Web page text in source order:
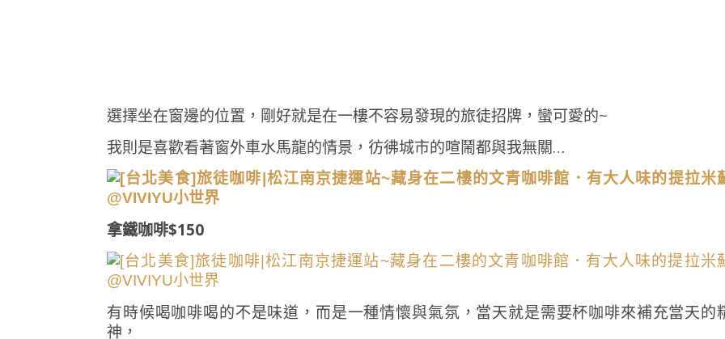
選擇坐在窗邊的位置，剛好就是在一樓不容易發現的旅徒招牌，蠻可愛的~
我則是喜歡看著窗外車水馬龍的情景，彷彿城市的喧鬧都與我無關…
拿鐵咖啡$150
有時候喝咖啡喝的不是味道，而是一種情懷與氣氛，當天就是需要杯咖啡來補充當天的
神，